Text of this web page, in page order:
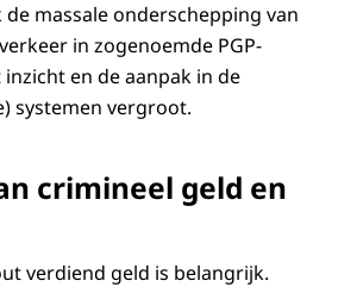
massale onderschepping van
in zogenoemde PGP-
en de aanpak in de
systemen vergroot.
crimineel geld en
verdiend geld is belangrijk.